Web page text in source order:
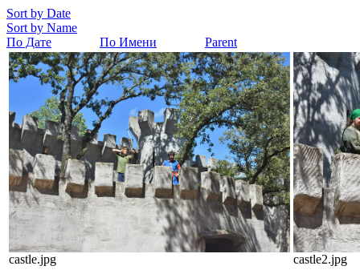
Sort by Date
Sort by Name
По Дате
По Имени Parent
castle.jpg castle2.jpg